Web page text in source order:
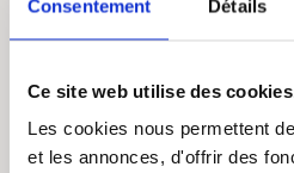
Consentement Détails
Ce site web utilise des cookies.
Les cookies nous permettent
et les annonces, d'offrir des
Oui
Cellier